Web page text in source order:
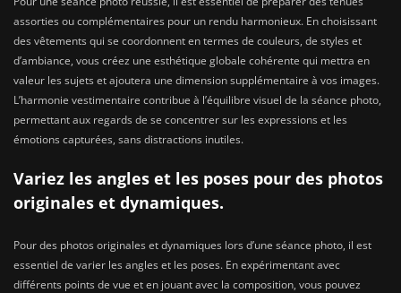
assorties ou complémentaires pour un rendu harmonieux. En choisissant
des vêtements qui se coordonnent en termes de couleurs, de styles et
d’ambiance, vous créez une esthétique globale cohérente qui mettra en
valeur les sujets et ajoutera une dimension supplémentaire à vos images.
L’harmonie vestimentaire contribue à l’équilibre visuel de la séance photo,
permettant aux regards de se concentrer sur les expressions et les
émotions capturées, sans distractions inutiles.
Variez les angles et les poses pour des photos
originales et dynamiques.
Pour des photos originales et dynamiques lors d’une séance photo, il est
essentiel de varier les angles et les poses. En expérimentant avec
différents points de vue et en jouant avec la composition, vous pouvez